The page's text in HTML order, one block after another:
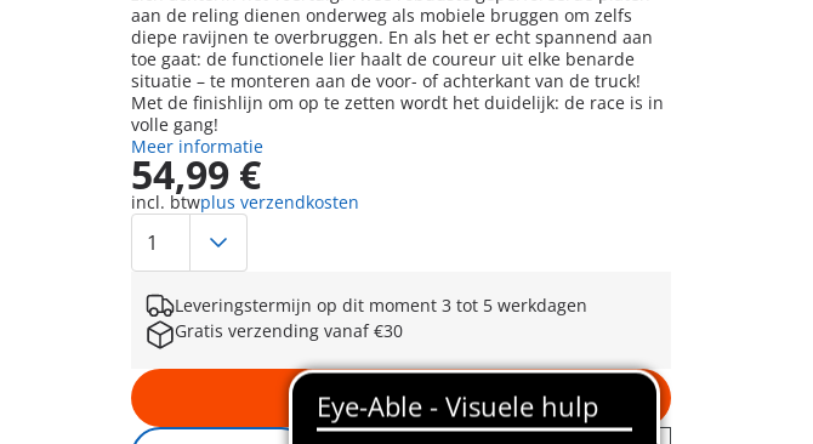
aan de reling dienen onderweg als mobiele bruggen om zelfs
diepe ravijnen te overbruggen. En als het er echt spannend aan
toe gaat: de functionele lier haalt de coureur uit elke benarde
situatie – te monteren aan de voor- of achterkant van de truck!
Met de finishlijn om op te zetten wordt het duidelijk: de race is in
volle gang!
Meer informatie
54,99 €
incl. btwplus verzendkosten
Leveringstermijn op dit moment 3 tot 5 werkdagen
Gratis verzending vanaf €30
In winkelwagen